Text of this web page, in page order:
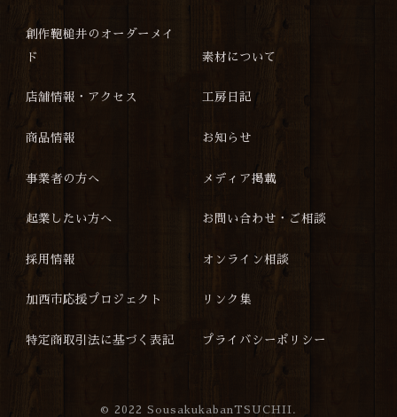
創作鞄槌井のオーダーメイ
ド
素材について
店舗情報・アクセス 工房日記
商品情報 お知らせ
事業者の方へ メディア掲載
起業したい方へ お問い合わせ・ご相談
採用情報 オンライン相談
加西市応援プロジェクト リンク集
特定商取引法に基づく表記 プライバシーポリシー
© 2022 SousakukabanTSUCHII.